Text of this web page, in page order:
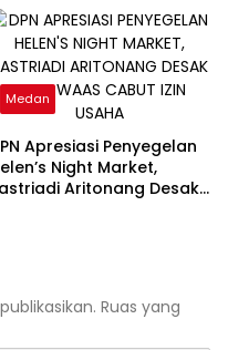
Medan
Apresiasi Penyegelan
Night Market,
Aritonang Desak
Ruas yang